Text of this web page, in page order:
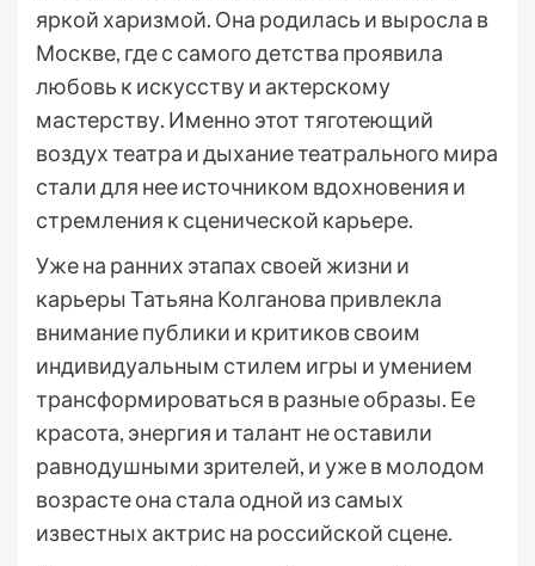
яркой харизмой. Она родилась и выросла в
Москве, где с самого детства проявила
любовь к искусству и актерскому
мастерству. Именно этот тяготеющий
воздух театра и дыхание театрального мира
стали для нее источником вдохновения и
стремления к сценической карьере.
Уже на ранних этапах своей жизни и
карьеры Татьяна Колганова привлекла
внимание публики и критиков своим
индивидуальным стилем игры и умением
трансформироваться в разные образы. Ее
красота, энергия и талант не оставили
равнодушными зрителей, и уже в молодом
возрасте она стала одной из самых
известных актрис на российской сцене.